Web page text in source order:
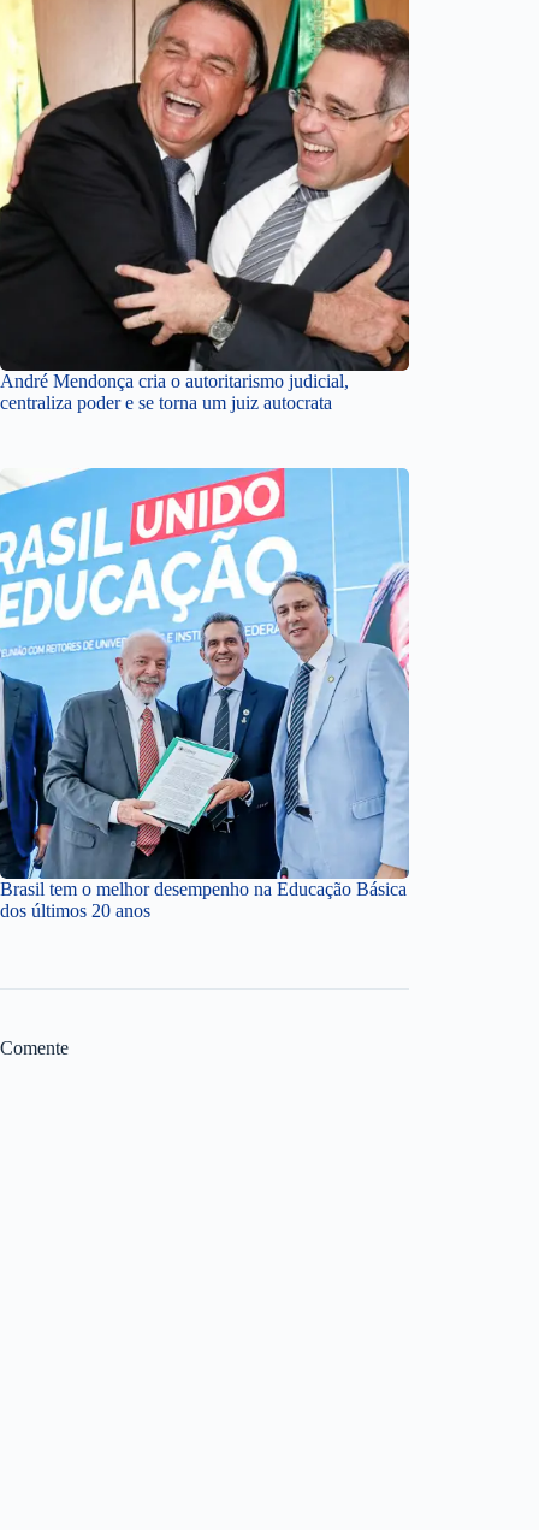
André Mendonça cria o autoritarismo judicial,
centraliza poder e se torna um juiz autocrata
Brasil tem o melhor desempenho na Educação Básica
dos últimos 20 anos
Comente